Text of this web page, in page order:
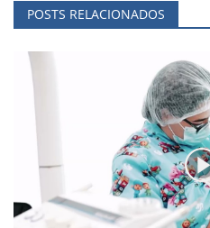
POSTS RELACIONADOS